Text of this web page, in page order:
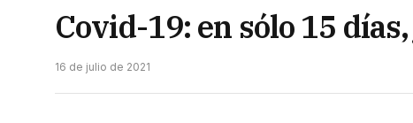
Covid-19: en sólo 15
16 de julio de 2021